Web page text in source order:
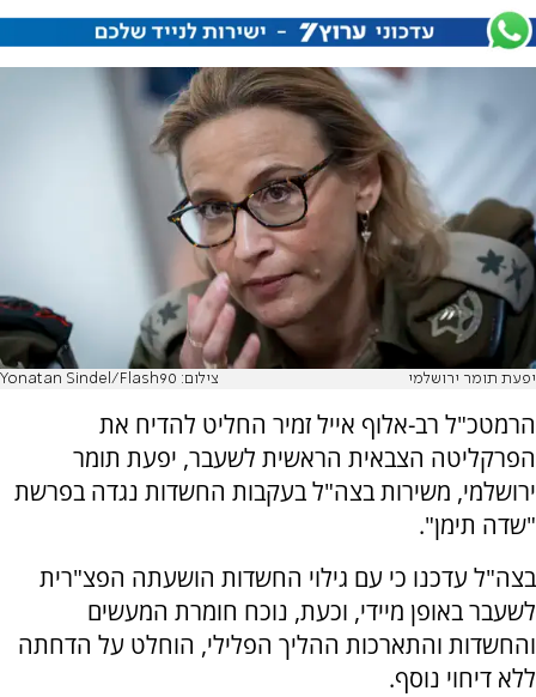
יפעת תומר ירושלמי צילום: Yonatan Sindel/Flash90
הרמטכ"ל רב-אלוף אייל זמיר החליט להדיח את
הפרקליטה הצבאית הראשית לשעבר, יפעת תומר
ירושלמי, משירות בצה"ל בעקבות החשדות נגדה בפרשת
"שדה תימן".
בצה"ל עדכנו כי עם גילוי החשדות הושעתה הפצ"רית
לשעבר באופן מיידי, וכעת, נוכח חומרת המעשים
והחשדות והתארכות ההליך הפלילי, הוחלט על הדחתה
ללא דיחוי נוסף.